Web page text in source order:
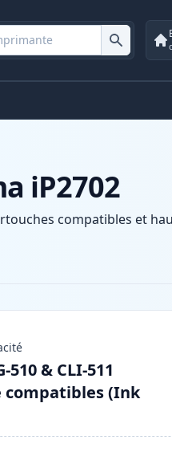
iP2702
compatibles et
510 & CLI-511
compatibles (Ink